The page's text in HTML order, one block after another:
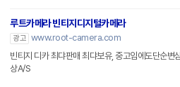
루트카메라 빈티지디지털카메라
광고 www.root-camera.com
빈티지 디카 최댜판매 최댜보유, 중고임에도단순변
상A/S